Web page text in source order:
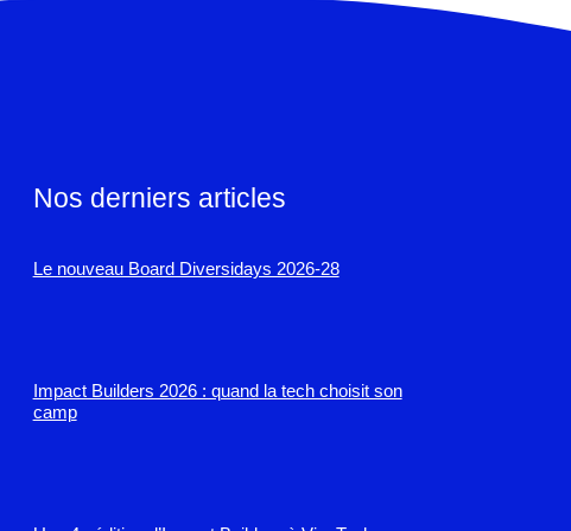
Nos derniers articles
Le nouveau Board Diversidays 2026-28
Impact Builders 2026 : quand la tech choisit son
camp